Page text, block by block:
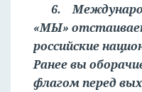
6.
«МЫ»
российские
Ранее вы
флагом перед